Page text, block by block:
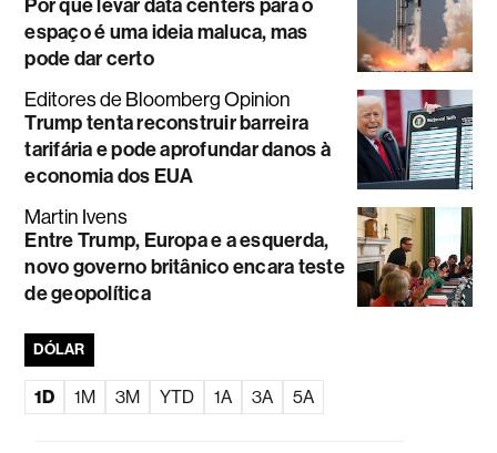
Por que levar data centers para o
espaço é uma ideia maluca, mas
pode dar certo
Editores de Bloomberg Opinion
Trump tenta reconstruir barreira
tarifária e pode aprofundar danos à
economia dos EUA
Martin Ivens
Entre Trump, Europa e a esquerda,
novo governo britânico encara teste
de geopolítica
DÓLAR
1D 1M 3M YTD 1A 3A 5A